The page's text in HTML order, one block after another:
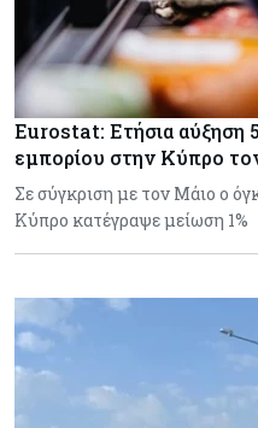
Eurostat: Ετήσια αύξηση
εμπορίου στην Κύπρο
Σε σύγκριση με τον Μάιο ο
Κύπρο κατέγραψε μείωση 1%